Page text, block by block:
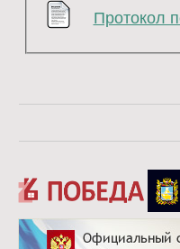
Протокол